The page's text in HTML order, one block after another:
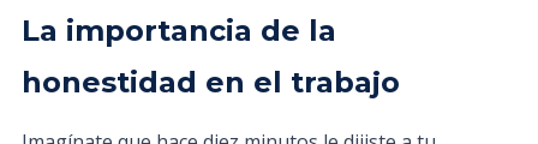
La importancia de la
honestidad en el trabajo